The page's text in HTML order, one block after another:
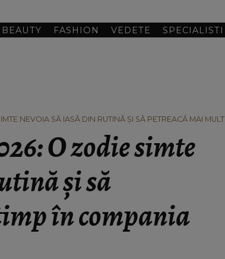
BEAUTY FASHION VEDETE SPECIALISTI
NEVOIA SĂ IASĂ DIN RUTINĂ ȘI SĂ PETREACĂ MAI MULT
O zodie simte
și să
în compania